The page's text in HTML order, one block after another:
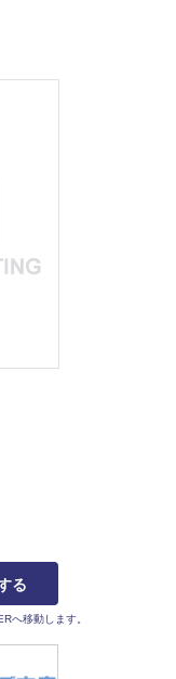
る
へ移動します。